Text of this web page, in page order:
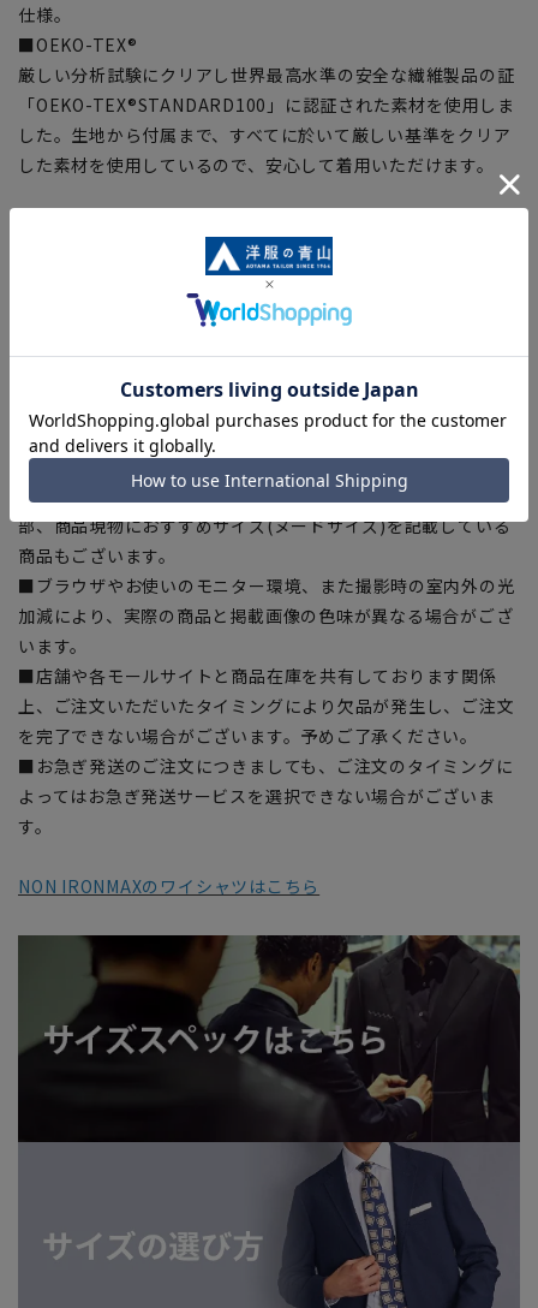
仕様。
■OEKO-TEX®
厳しい分析試験にクリアし世界最高水準の安全な繊維製品の証
「OEKO-TEX®STANDARD100」に認証された素材を使用しま
した。生地から付属まで、すべてに於いて厳しい基準をクリア
した素材を使用しているので、安心して着用いただけます。
■商品画像はサンプルのため、色味やサイズ等の仕様に変更が
入の目安としてご利用ください。
■生地や仕様・デザインにより、着用感や実際のサイズ表に若
干の誤差が生じる場合がございます。予めご了承ください。
■サイズスペックは仕上がりサイズを記載しております。一
部、商品現物におすすめサイズ(ヌードサイズ)を記載している
商品もございます。
■ブラウザやお使いのモニター環境、また撮影時の室内外の光
加減により、実際の商品と掲載画像の色味が異なる場合がござ
います。
■店舗や各モールサイトと商品在庫を共有しております関係
上、ご注文いただいたタイミングにより欠品が発生し、ご注文
を完了できない場合がございます。予めご了承ください。
■お急ぎ発送のご注文につきましても、ご注文のタイミングに
よってはお急ぎ発送サービスを選択できない場合がございま
す。
NON IRONMAXのワイシャツはこちら